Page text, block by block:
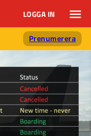
LOGGA IN
Prenumerera